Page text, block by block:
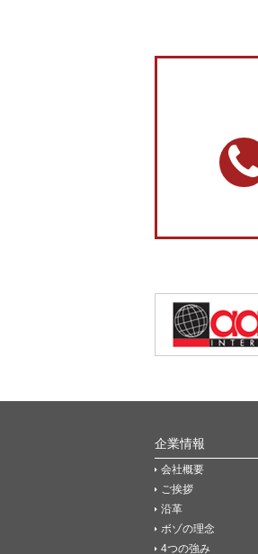
企業情報
会社概要
ご挨拶
沿革
ボゾの理念
4つの強み